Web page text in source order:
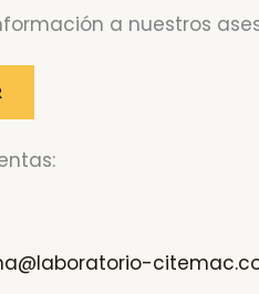
a nuestros